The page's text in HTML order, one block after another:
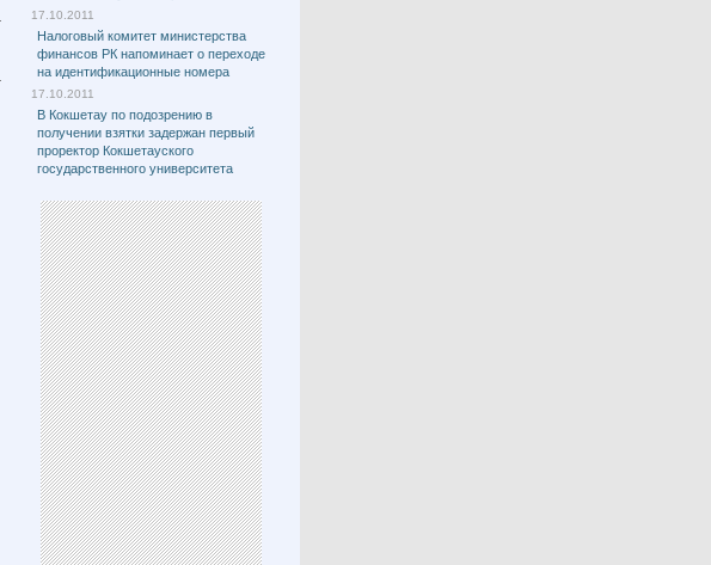
17.10.2011
Налоговый комитет министерства
финансов РК напоминает о переходе
на идентификационные номера
17.10.2011
В Кокшетау по подозрению в
получении взятки задержан первый
проректор Кокшетауского
государственного университета